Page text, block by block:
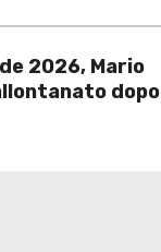
2026, Mario
dopo